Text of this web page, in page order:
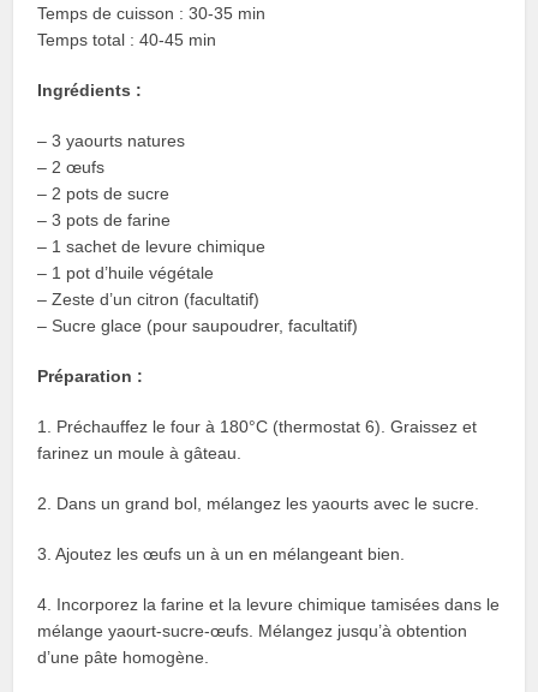
Temps de cuisson : 30-35 min
Temps total : 40-45 min
Ingrédients :
– 3 yaourts natures
– 2 œufs
– 2 pots de sucre
– 3 pots de farine
– 1 sachet de levure chimique
– 1 pot d’huile végétale
– Zeste d’un citron (facultatif)
– Sucre glace (pour saupoudrer, facultatif)
Préparation :
1. Préchauffez le four à 180°C (thermostat 6). Graissez et
farinez un moule à gâteau.
2. Dans un grand bol, mélangez les yaourts avec le sucre.
3. Ajoutez les œufs un à un en mélangeant bien.
4. Incorporez la farine et la levure chimique tamisées dans le
mélange yaourt-sucre-œufs. Mélangez jusqu’à obtention
d’une pâte homogène.